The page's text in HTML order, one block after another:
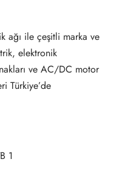
ağı ile çeşitli marka ve
elektronik
ve AC/DC motor
Türkiye’de
1